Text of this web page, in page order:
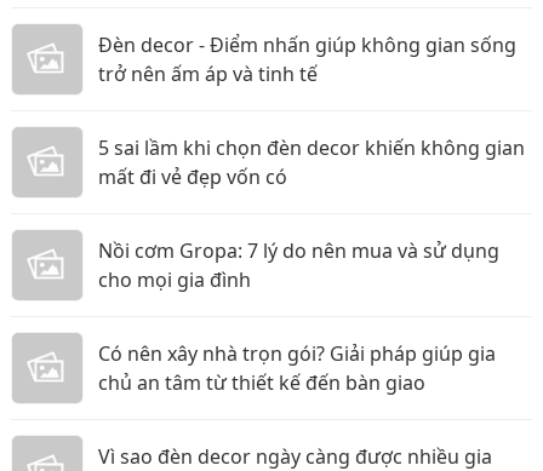
Đèn decor - Điểm nhấn giúp không gian sống
trở nên ấm áp và tinh tế
5 sai lầm khi chọn đèn decor khiến không gian
mất đi vẻ đẹp vốn có
Nồi cơm Gropa: 7 lý do nên mua và sử dụng
cho mọi gia đình
Có nên xây nhà trọn gói? Giải pháp giúp gia
chủ an tâm từ thiết kế đến bàn giao
Vì sao đèn decor ngày càng được nhiều gia